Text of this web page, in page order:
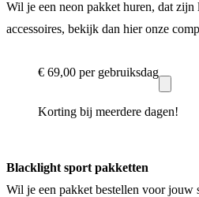
Wil je een neon pakket huren, dat
accessoires, bekijk dan hier onze
€ 69,00 per gebruiksdag
Korting bij meerdere dagen!
Blacklight sport pakketten
Wil je een pakket bestellen voor